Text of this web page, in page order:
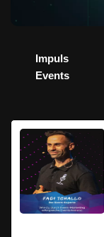
Impuls
Events